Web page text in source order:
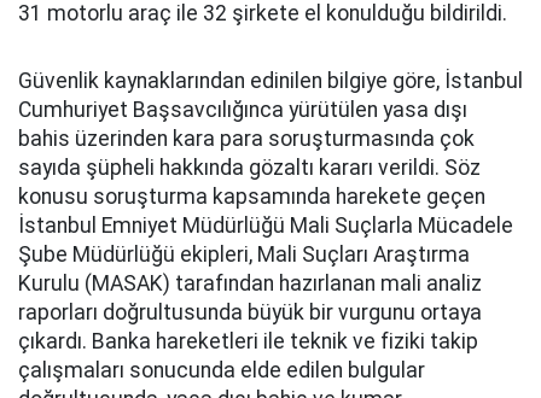
31 motorlu araç ile 32 şirkete el konulduğu bildirildi.
Güvenlik kaynaklarından edinilen bilgiye göre, İstanbul
Cumhuriyet Başsavcılığınca yürütülen yasa dışı
bahis üzerinden kara para soruşturmasında çok
sayıda şüpheli hakkında gözaltı kararı verildi. Söz
konusu soruşturma kapsamında harekete geçen
İstanbul Emniyet Müdürlüğü Mali Suçlarla Mücadele
Şube Müdürlüğü ekipleri, Mali Suçları Araştırma
Kurulu (MASAK) tarafından hazırlanan mali analiz
raporları doğrultusunda büyük bir vurgunu ortaya
çıkardı. Banka hareketleri ile teknik ve fiziki takip
çalışmaları sonucunda elde edilen bulgular